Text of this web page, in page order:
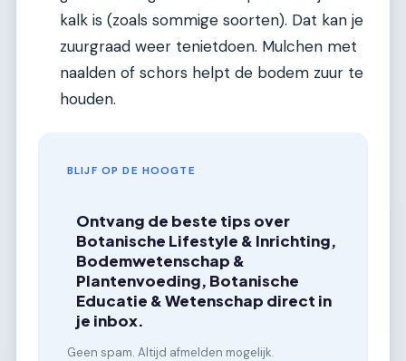
kalk is (zoals sommige soorten). Dat kan je
zuurgraad weer tenietdoen. Mulchen met
naalden of schors helpt de bodem zuur te
houden.
BLIJF OP DE HOOGTE
Ontvang de beste tips over
Botanische Lifestyle & Inrichting,
Bodemwetenschap &
Plantenvoeding, Botanische
Educatie & Wetenschap direct in
je inbox.
Geen spam. Altijd afmelden mogelijk.